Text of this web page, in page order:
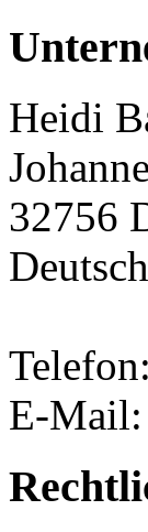
Heidi
32756
E-Mail: